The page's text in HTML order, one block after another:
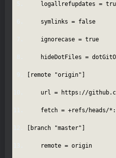
logallrefupdates =
symlinks = false
ignorecase = true
hideDotFiles =
[remote "origin"]
url = https://
fetch = +refs/heads/
[branch "master"]
remote = origin